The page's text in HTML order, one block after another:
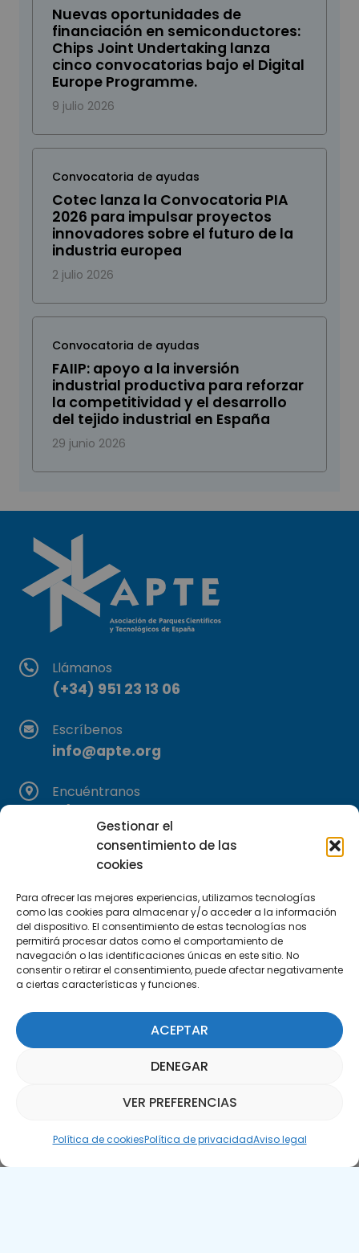
Gestionar el
consentimiento de las
cookies
Para ofrecer las mejores experiencias, utilizamos tecnologías
como las cookies para almacenar y/o acceder a la información
del dispositivo. El consentimiento de estas tecnologías nos
permitirá procesar datos como el comportamiento de
navegación o las identificaciones únicas en este sitio. No
consentir o retirar el consentimiento, puede afectar negativamente
a ciertas características y funciones.
ACEPTAR
DENEGAR
VER PREFERENCIAS
Política de cookiesPolítica de privacidadAviso legal
Nuevas oportunidades de
financiación en semiconductores:
Chips Joint Undertaking lanza
cinco convocatorias bajo el Digital
Europe Programme.
9 julio 2026
Convocatoria de ayudas
Cotec lanza la Convocatoria PIA
2026 para impulsar proyectos
innovadores sobre el futuro de la
industria europea
2 julio 2026
Convocatoria de ayudas
FAIIP: apoyo a la inversión
industrial productiva para reforzar
la competitividad y el desarrollo
del tejido industrial en España
29 junio 2026
Llámanos
(+34) 951 23 13 06
Escríbenos
info@apte.org
Encuéntranos
29590 Campanillas, Málaga
Suscríbete a nuestra Newsletter